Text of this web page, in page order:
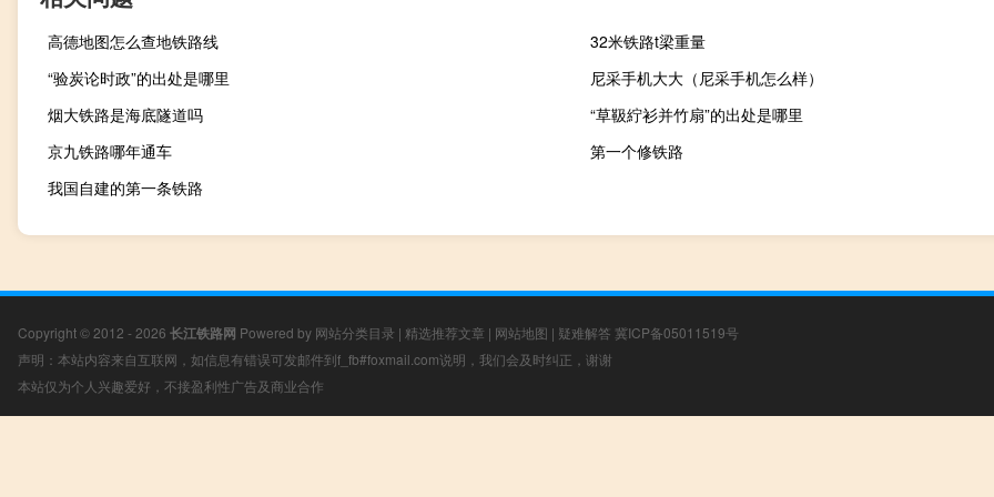
高德地图怎么查地铁路线
32米铁路t梁重量
“验炭论时政”的出处是哪里
尼采手机大大（尼采手机怎么样）
烟大铁路是海底隧道吗
“草靸紵衫并竹扇”的出处是哪里
京九铁路哪年通车
第一个修铁路
我国自建的第一条铁路
Copyright © 2012 - 2026 长江铁路网 Powered by 网站分类目录 | 精选推荐文章 | 网站地图 | 疑难解答 冀ICP备05011519号
声明：本站内容来自互联网，如信息有错误可发邮件到f_fb#foxmail.com说明，我们会及时纠正，谢谢
本站仅为个人兴趣爱好，不接盈利性广告及商业合作